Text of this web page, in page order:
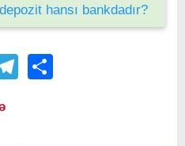
hansı bankdadır?
Telegram